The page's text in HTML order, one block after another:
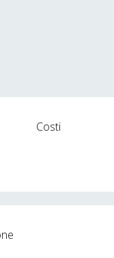
Costi